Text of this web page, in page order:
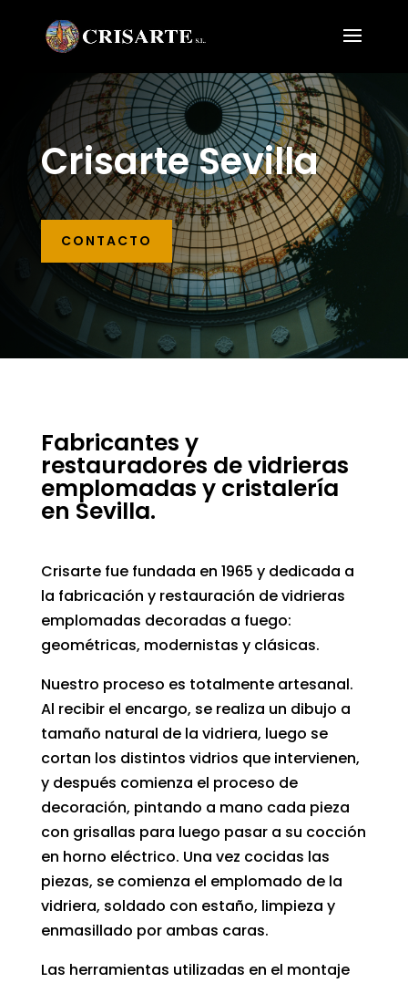
Crisarte Sevilla
CONTACTO
Fabricantes y
restauradores de vidrieras
emplomadas y cristalería
en Sevilla.
Crisarte fue fundada en 1965 y dedicada a
la fabricación y restauración de vidrieras
emplomadas decoradas a fuego:
geométricas, modernistas y clásicas.
Nuestro proceso es totalmente artesanal.
Al recibir el encargo, se realiza un dibujo a
tamaño natural de la vidriera, luego se
cortan los distintos vidrios que intervienen,
y después comienza el proceso de
decoración, pintando a mano cada pieza
con grisallas para luego pasar a su cocción
en horno eléctrico. Una vez cocidas las
piezas, se comienza el emplomado de la
vidriera, soldado con estaño, limpieza y
enmasillado por ambas caras.
Las herramientas utilizadas en el montaje